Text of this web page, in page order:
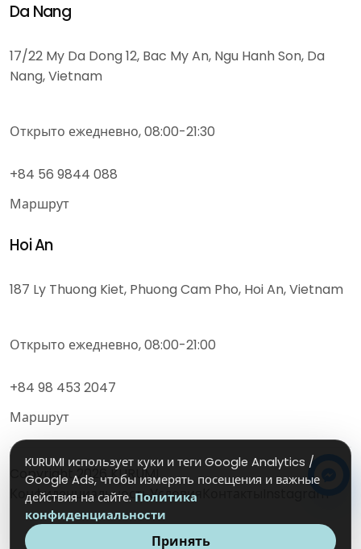
KURUMI использует куки и теги Google Analytics /
Google Ads, чтобы измерять посещения и важные
действия на сайте. Политика
конфиденциальности
Принять
Da Nang
17/22 My Da Dong 12, Bac My An, Ngu Hanh Son, Da
Nang, Vietnam
Открыто ежедневно, 08:00-21:30
+84 56 9844 088
Маршрут
Hoi An
187 Ly Thuong Kiet, Phuong Cam Pho, Hoi An, Vietnam
Открыто ежедневно, 08:00-21:00
+84 98 453 2047
Маршрут
Copyright2026KURUMI
КонфиденциальностьУсловия